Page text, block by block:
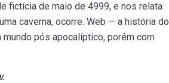
fictícia de maio de 4999, e nos relata
caverna, ocorre. Web — a história do
pós apocalíptico, porém com